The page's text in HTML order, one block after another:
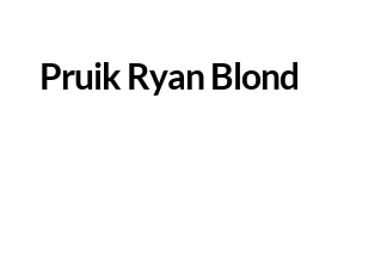
Pruik Ryan Blond